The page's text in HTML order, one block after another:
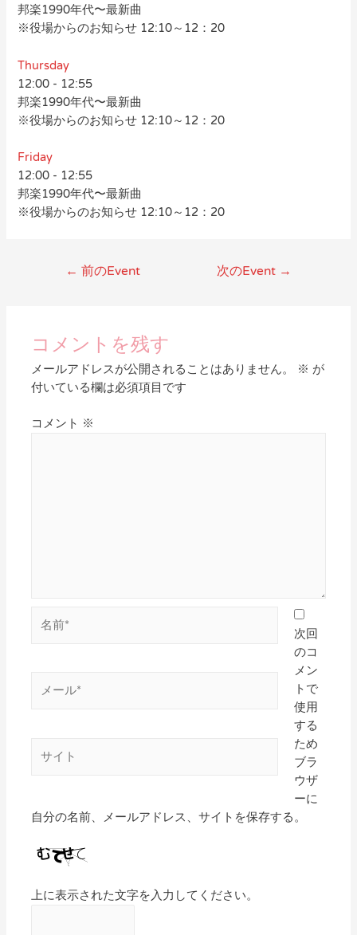
邦楽1990年代〜最新曲
※役場からのお知らせ 12:10～12：20
Thursday
12:00 - 12:55
邦楽1990年代〜最新曲
※役場からのお知らせ 12:10～12：20
Friday
12:00 - 12:55
邦楽1990年代〜最新曲
※役場からのお知らせ 12:10～12：20
← 前のEvent 次のEvent →
コメントを残す
メールアドレスが公開されることはありません。 ※ が
付いている欄は必須項目です
コメント ※
次回
のコ
メン
トで
使用
する
ため
ブラ
ウザ
ーに
自分の名前、メールアドレス、サイトを保存する。
上に表示された文字を入力してください。